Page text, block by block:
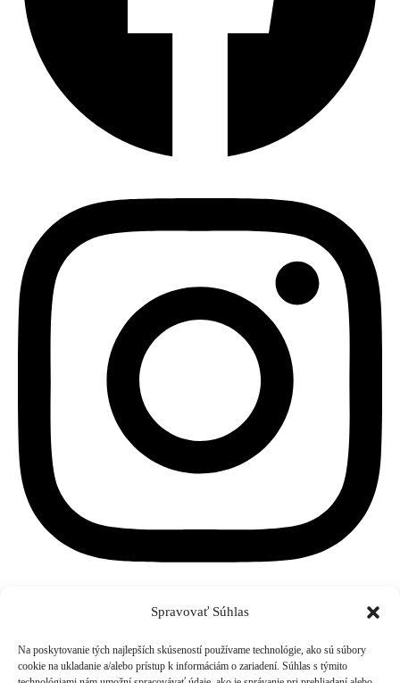
Spravovať Súhlas
Na poskytovanie tých najlepších skúseností používame technológie, ako sú súbory
cookie na ukladanie a/alebo prístup k informáciám o zariadení. Súhlas s týmito
t: 0904229352